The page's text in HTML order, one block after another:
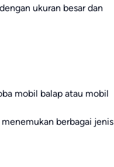
ukuran besar dan
mobil balap atau mobil
berbagai jenis